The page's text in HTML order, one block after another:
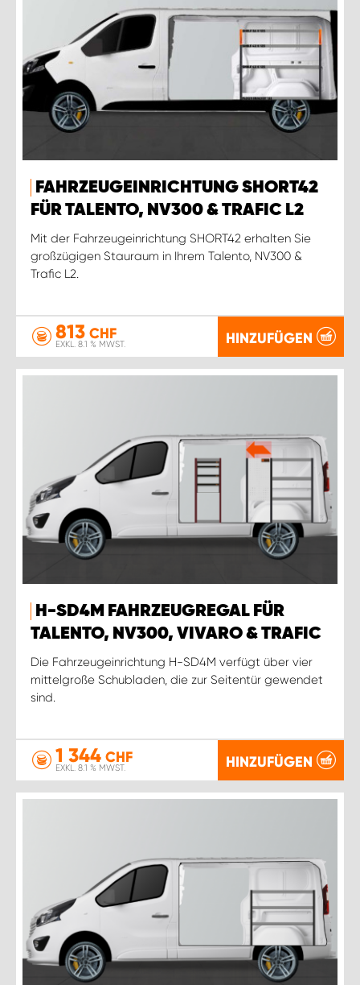
FAHRZEUGEINRICHTUNG SHORT42
FÜR TALENTO, NV300 & TRAFIC L2
Mit der Fahrzeugeinrichtung SHORT42 erhalten Sie
großzügigen Stauraum in Ihrem Talento, NV300 &
Trafic L2.
813 CHF
EXKL. 8.1 % MWST. HINZUFÜGEN
H-SD4M FAHRZEUGREGAL FÜR
TALENTO, NV300, VIVARO & TRAFIC
Die Fahrzeugeinrichtung H-SD4M verfügt über vier
mittelgroße Schubladen, die zur Seitentür gewendet
sind.
1 344 CHF
EXKL. 8.1 % MWST. HINZUFÜGEN